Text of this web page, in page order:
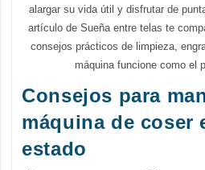
alargar su vida útil y disfrutar de
artículo de Sueña entre telas te
consejos prácticos de limpieza,
máquina funcione como el
Consejos para
máquina de coser
estado